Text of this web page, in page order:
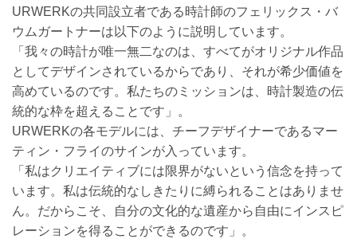
URWERKの共同設立者である時計師のフェリックス・バ
ウムガートナーは以下のように説明しています。
「我々の時計が唯一無二なのは、すべてがオリジナル作品
としてデザインされているからであり、それが希少価値を
高めているのです。私たちのミッションは、時計製造の伝
統的な枠を超えることです」。
URWERKの各モデルには、チーフデザイナーであるマー
ティン・フライのサインが入っています。
「私はクリエイティブには限界がないという信念を持って
います。私は伝統的なしきたりに縛られることはありませ
ん。だからこそ、自分の文化的な遺産から自由にインスピ
レーションを得ることができるのです」。